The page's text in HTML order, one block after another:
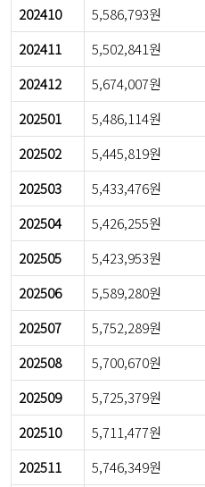
202410 5,586,793원
202411
5,502,841원
202412
5,674,007원
202501
5,486,114원
202502
5,445,819원
202503
5,433,476원
202504
5,426,255원
202505
5,423,953원
202506
5,589,280원
202507
5,752,289원
202508
5,700,670원
202509
5,725,379원
202510
5,711,477원
202511
5,746,349원